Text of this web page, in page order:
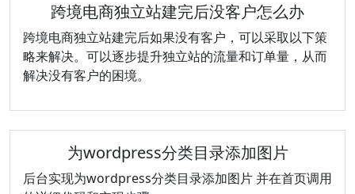
跨境电商独立站建完后没客户怎么办
跨境电商独立站建完后如果没有客户，可以采取以下策
略来解决。可以逐步提升独立站的流量和订单量，从而
解决没有客户的困境。
为wordpress分类目录添加图片
后台实现为wordpress分类目录添加图片 并在首页调用